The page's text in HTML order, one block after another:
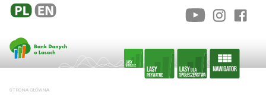
STRONA GŁÓWNA